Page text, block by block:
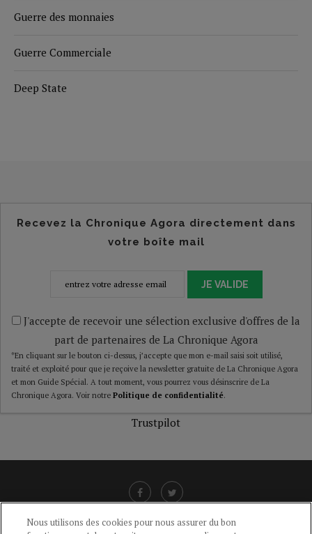
Guerre des monnaies
Guerre Commerciale
Deep State
Recevez la Chronique Agora directement dans
votre boîte mail
JE VALIDE
J'accepte de recevoir une sélection exclusive d'offres de la
part de partenaires de La Chronique Agora
*En cliquant sur le bouton ci-dessus, j’accepte que mon e-mail saisi soit utilisé,
traité et exploité pour que je reçoive la newsletter gratuite de La Chronique Agora
et mon Guide Spécial. A tout moment, vous pourrez vous désinscrire de La
Chronique Agora. Voir notre Politique de confidentialité.
Trustpilot
Nous utilisons des cookies pour nous assurer du bon